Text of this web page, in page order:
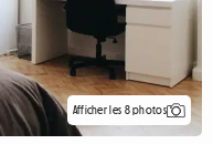
Afficher les 8 photos